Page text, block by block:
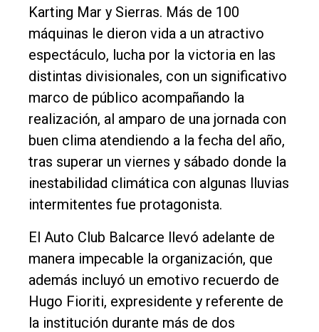
El
único
DIARIO
Balcarce
Inicio
Int.
General
Política
Cultura
Karting Mar y Sierras. Más de 100
máquinas le dieron vida a un atractivo
espectáculo, lucha por la victoria en las
distintas divisionales, con un significativo
marco de público acompañando la
realización, al amparo de una jornada con
buen clima atendiendo a la fecha del año,
tras superar un viernes y sábado donde la
inestabilidad climática con algunas lluvias
intermitentes fue protagonista.
El Auto Club Balcarce llevó adelante de
manera impecable la organización, que
además incluyó un emotivo recuerdo de
Hugo Fioriti, expresidente y referente de
la institución durante más de dos